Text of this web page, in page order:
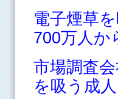
電子煙草
700万人か
市場調査
を吸う成